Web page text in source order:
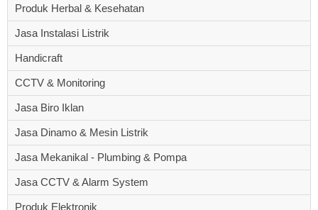
Produk Herbal & Kesehatan
Jasa Instalasi Listrik
Handicraft
CCTV & Monitoring
Jasa Biro Iklan
Jasa Dinamo & Mesin Listrik
Jasa Mekanikal - Plumbing & Pompa
Jasa CCTV & Alarm System
Produk Elektronik